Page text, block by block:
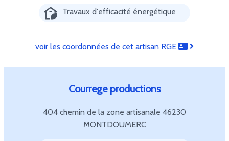
Travaux d'efficacité énergétique
voir les coordonnées de cet artisan RGE
Courrege productions
404 chemin de la zone artisanale 46230
MONTDOUMERC